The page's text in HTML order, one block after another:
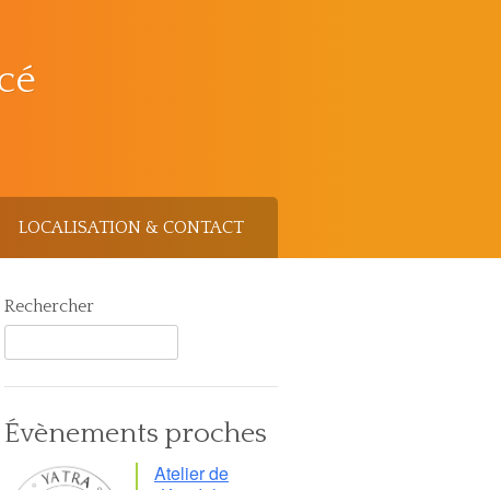
LOCALISATION & CONTACT
Rechercher
Évènements proches
Atelier de